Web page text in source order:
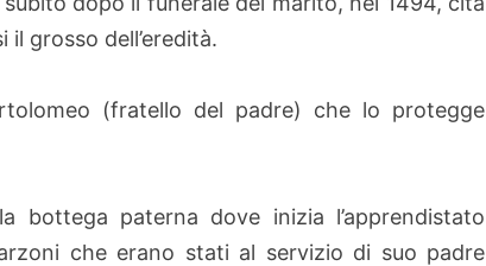
grosso dell’eredità.
(fratello del padre) che lo protegge
paterna dove inizia l’apprendistato
che erano stati al servizio di suo padre